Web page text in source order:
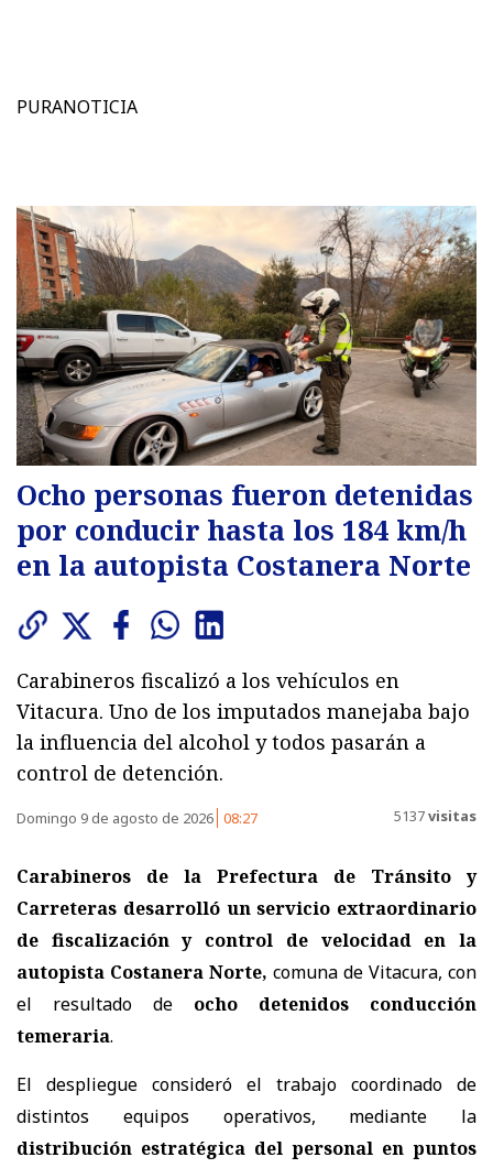
PURANOTICIA
Ocho personas fueron detenidas
por conducir hasta los 184 km/h
en la autopista Costanera Norte
Carabineros fiscalizó a los vehículos en
Vitacura. Uno de los imputados manejaba bajo
la influencia del alcohol y todos pasarán a
control de detención.
Domingo 9 de agosto de 2026 08:27 5137visitas
Carabineros de la Prefectura de Tránsito y
Carreteras desarrolló un servicio extraordinario
de fiscalización y control de velocidad en la
autopista Costanera Norte, comuna de Vitacura, con
el resultado de ocho detenidos conducción
temeraria.
El despliegue consideró el trabajo coordinado de
distintos equipos operativos, mediante la
distribución estratégica del personal en puntos